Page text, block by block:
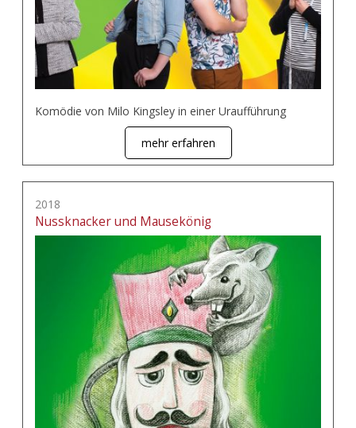
Komödie von Milo Kingsley in einer Uraufführung
mehr erfahren
2018
Nussknacker und Mausekönig